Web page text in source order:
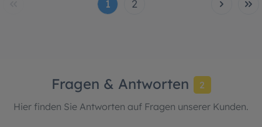
1 2
Fragen & Antworten
2
Hier finden Sie Antworten auf Fragen unserer Kunden.